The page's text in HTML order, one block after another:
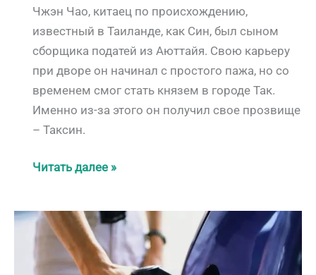
Чжэн Чао, китаец по происхождению,
известный в Таиланде, как Син, был сыном
сборщика податей из Аюттайя. Свою карьеру
при дворе он начинал с простого пажа, но со
временем смог стать князем в городе Так.
Именно из-за этого он получил свое прозвище
– Таксин.
История
Читать далее »